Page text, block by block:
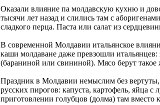
Оказали влияние па молдавскую кухню и
тысячи лет назад и слились там с
сладкого перца. Паста или салат из
В современной Молдавии итальянское
каши молдаване даже превзошли
(бараниной или свининой). Мясо берут
Праздник в Молдавии немыслим без вертуты,
русских пирогов: капуста, картофель, яйца
приготовлении голубцов (долма) там